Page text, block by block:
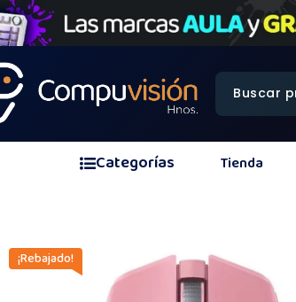
Categorías Tienda
¡Rebajado!